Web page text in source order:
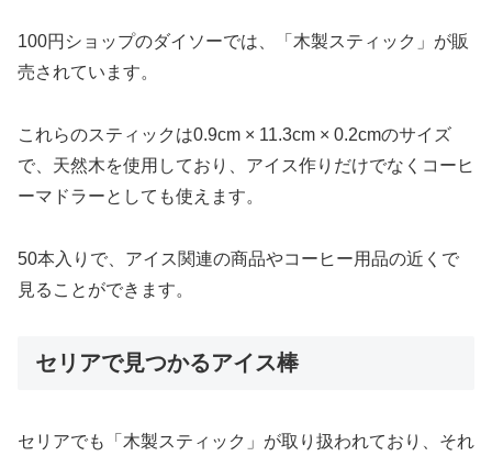
100円ショップのダイソーでは、「木製スティック」が販
売されています。
これらのスティックは0.9cm × 11.3cm × 0.2cmのサイズ
で、天然木を使用しており、アイス作りだけでなくコーヒ
ーマドラーとしても使えます。
50本入りで、アイス関連の商品やコーヒー用品の近くで
見ることができます。
セリアで見つかるアイス棒
セリアでも「木製スティック」が取り扱われており、それ